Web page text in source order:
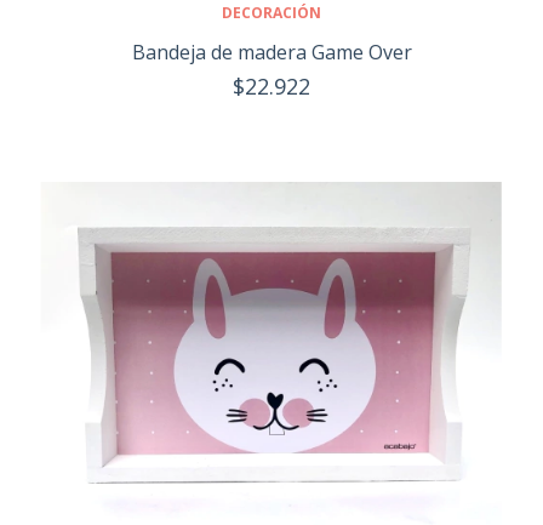
DECORACIÓN
Bandeja de madera Game Over
$22.922